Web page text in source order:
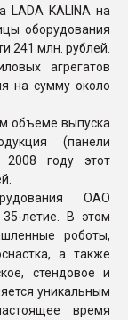
LADA KALINA на
оборудования
241 млн. рублей.
агрегатов
на сумму около
объеме выпуска
(панели
году этот
ОАО
летие. В этом
роботы,
а также
стендовое и
уникальным
время